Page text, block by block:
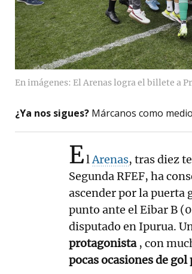
En imágenes: El Arenas logra el billete a
¿Ya nos sigues? Márcanos como
ElArenas, tras diez
Segunda RFEF, ha
ascender por la puerta
punto ante el Eibar B
disputado en Ipurua.
protagonista, con
pocas ocasiones de